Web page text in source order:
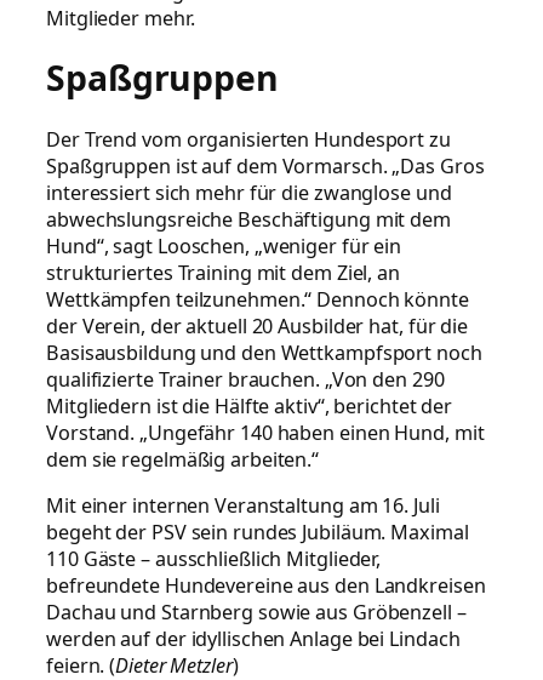
Mitglieder mehr.
Spaßgruppen
Der Trend vom organisierten Hundesport zu
Spaßgruppen ist auf dem Vormarsch. „Das Gros
interessiert sich mehr für die zwanglose und
abwechslungsreiche Beschäftigung mit dem
Hund“, sagt Looschen, „weniger für ein
strukturiertes Training mit dem Ziel, an
Wettkämpfen teilzunehmen.“ Dennoch könnte
der Verein, der aktuell 20 Ausbilder hat, für die
Basisausbildung und den Wettkampfsport noch
qualifizierte Trainer brauchen. „Von den 290
Mitgliedern ist die Hälfte aktiv“, berichtet der
Vorstand. „Ungefähr 140 haben einen Hund, mit
dem sie regelmäßig arbeiten.“
Mit einer internen Veranstaltung am 16. Juli
begeht der PSV sein rundes Jubiläum. Maximal
110 Gäste – ausschließlich Mitglieder,
befreundete Hundevereine aus den Landkreisen
Dachau und Starnberg sowie aus Gröbenzell –
werden auf der idyllischen Anlage bei Lindach
feiern. (Dieter Metzler)